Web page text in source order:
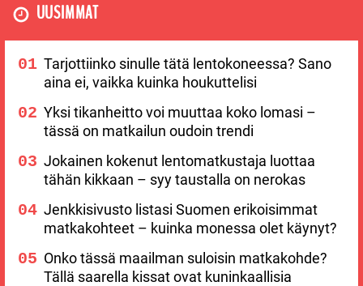
UUSIMMAT
Tarjottiinko sinulle tätä lentokoneessa? Sano
aina ei, vaikka kuinka houkuttelisi
Yksi tikanheitto voi muuttaa koko lomasi –
tässä on matkailun oudoin trendi
Jokainen kokenut lentomatkustaja luottaa
tähän kikkaan – syy taustalla on nerokas
Jenkkisivusto listasi Suomen erikoisimmat
matkakohteet – kuinka monessa olet käynyt?
Onko tässä maailman suloisin matkakohde?
Tällä saarella kissat ovat kuninkaallisia